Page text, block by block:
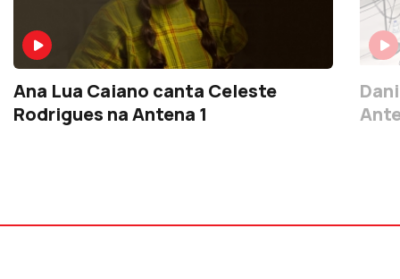
Ana Lua Caiano canta Celeste
Rodrigues na Antena 1